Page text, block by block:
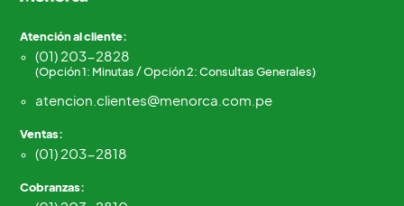
Atención al cliente:
(01) 203-2828
(Opción 1: Minutas / Opción 2: Consultas Generales)
atencion.clientes@menorca.com.pe
Ventas:
(01) 203-2818
Cobranzas: